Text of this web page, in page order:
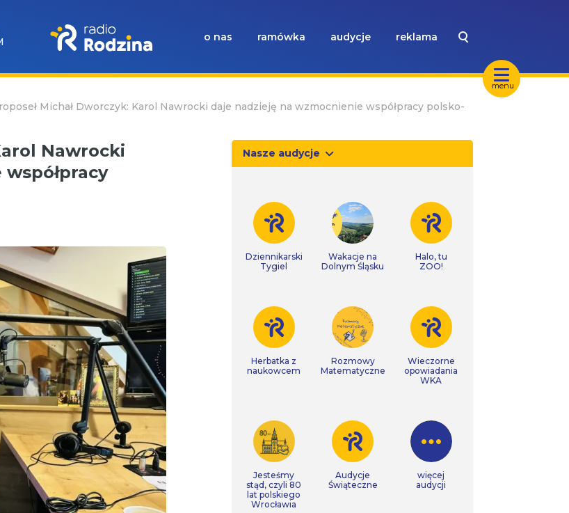
menu
o nas ramówka audycje reklama
Michał Dworczyk: Karol Nawrocki daje nadzieję na wzmocnienie współpracy polsko-
Nawrocki
Nasze audycje
Dziennikarski
Tygiel
Wakacje na
Dolnym Śląsku
Halo, tu
ZOO!
Herbatka z
naukowcem
Rozmowy
Matematyczne
Wieczorne
opowiadania
WKA
Jesteśmy
stąd, czyli 80
lat polskiego
Wrocławia
Audycje
Świąteczne
więcej
audycji